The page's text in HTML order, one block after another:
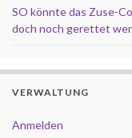
SO könnte das Zuse-
doch noch gerettet
VERWALTUNG
Anmelden